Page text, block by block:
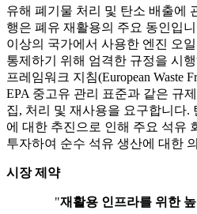
유해 폐기물 처리 및 탄소 배출에
행은 폐유 재활용의 주요 동인입
이상의 국가에서 사용한 엔진 오
통제하기 위해 엄격한 규정을 시
프레임워크 지침(European Waste
EPA 중고유 관리 표준과 같은 규
집, 처리 및 재사용을 요구합니다.
에 대한 추진으로 인해 주요 석유
투자하여 순수 석유 생산에 대한
시장 제약
"재활용 인프라를 위한